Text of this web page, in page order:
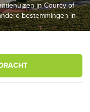
in Courcy of
bestemmingen in